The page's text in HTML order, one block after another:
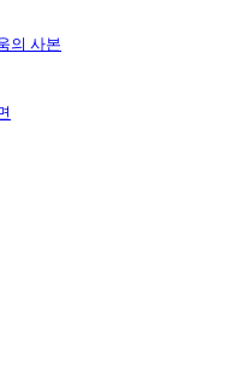
의 사본